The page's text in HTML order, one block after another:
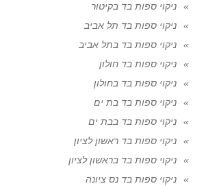
ניקוי ספות בד בקיטור
ניקוי ספות בד תל אביב
ניקוי ספות בד בתל אביב
ניקוי ספות בד חולון
ניקוי ספות בד בחולון
ניקוי ספות בד בת ים
ניקוי ספות בד בבת ים
ניקוי ספות בד ראשון לציון
ניקוי ספות בד בראשון לציון
ניקוי ספות בד נס ציונה